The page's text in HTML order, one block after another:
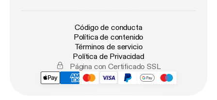
Código de conducta
Política de contenido
Términos de servicio
Política de Privacidad
Página con Certificado SSL